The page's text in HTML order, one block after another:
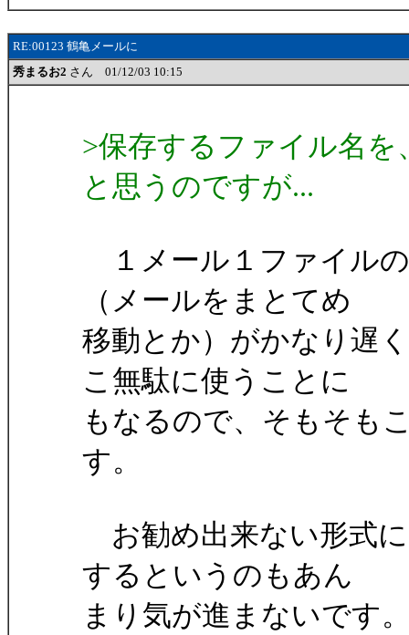
RE:00123 鶴亀メールに
秀まるお2 さん 01/12/03 10:15
>保存するファイル名
と思うのですが...
１メール１ファイル
（メールをまとてめ
移動とか）がかなり遅
こ無駄に使うことに
もなるので、そもそも
す。
お勧め出来ない形式
するというのもあん
まり気が進まないです